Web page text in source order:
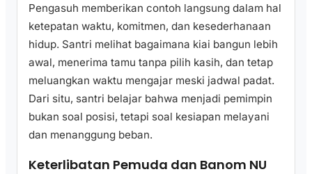
Pengasuh memberikan contoh langsung dalam hal
ketepatan waktu, komitmen, dan kesederhanaan
hidup. Santri melihat bagaimana kiai bangun lebih
awal, menerima tamu tanpa pilih kasih, dan tetap
meluangkan waktu mengajar meski jadwal padat.
Dari situ, santri belajar bahwa menjadi pemimpin
bukan soal posisi, tetapi soal kesiapan melayani
dan menanggung beban.
Keterlibatan Pemuda dan Banom NU